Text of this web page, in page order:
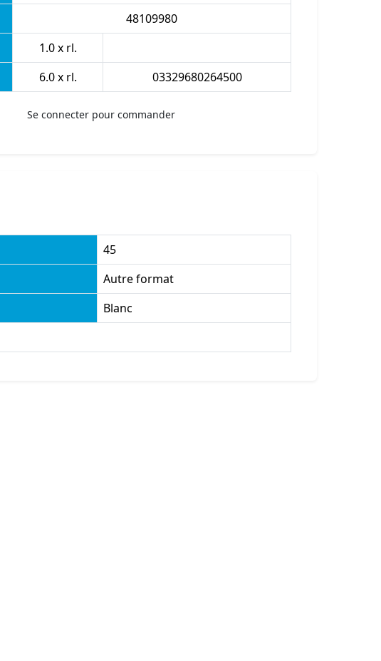
48109980
1.0 x rl.
6.0 x rl. 03329680264500
Se connecter pour commander
45
Autre format
Blanc